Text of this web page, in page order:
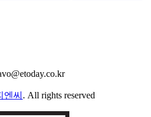
엔씨 . All rights reserved